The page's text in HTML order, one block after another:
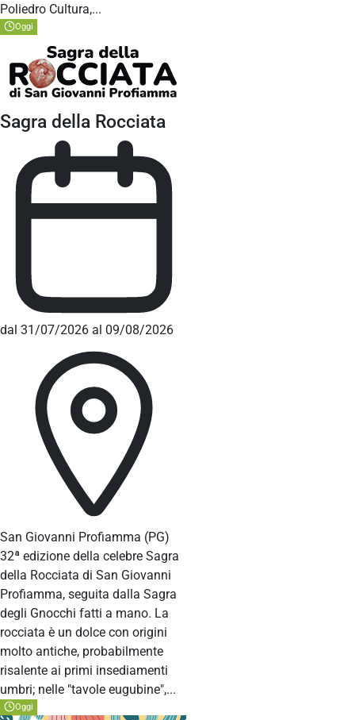
Poliedro Cultura,...
Oggi
Sagra della Rocciata
dal 31/07/2026 al 09/08/2026
San Giovanni Profiamma (PG)
32ª edizione della celebre Sagra
della Rocciata di San Giovanni
Profiamma, seguita dalla Sagra
degli Gnocchi fatti a mano. La
rocciata è un dolce con origini
molto antiche, probabilmente
risalente ai primi insediamenti
umbri; nelle "tavole eugubine",...
Oggi